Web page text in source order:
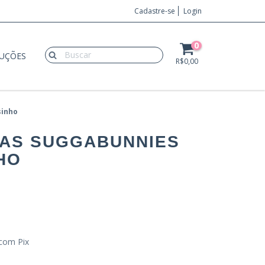
Cadastre-se Login
0
R$0,00
SUGGABUNNIES
Pix